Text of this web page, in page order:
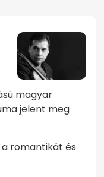
magyar
jelent meg
romantikát és